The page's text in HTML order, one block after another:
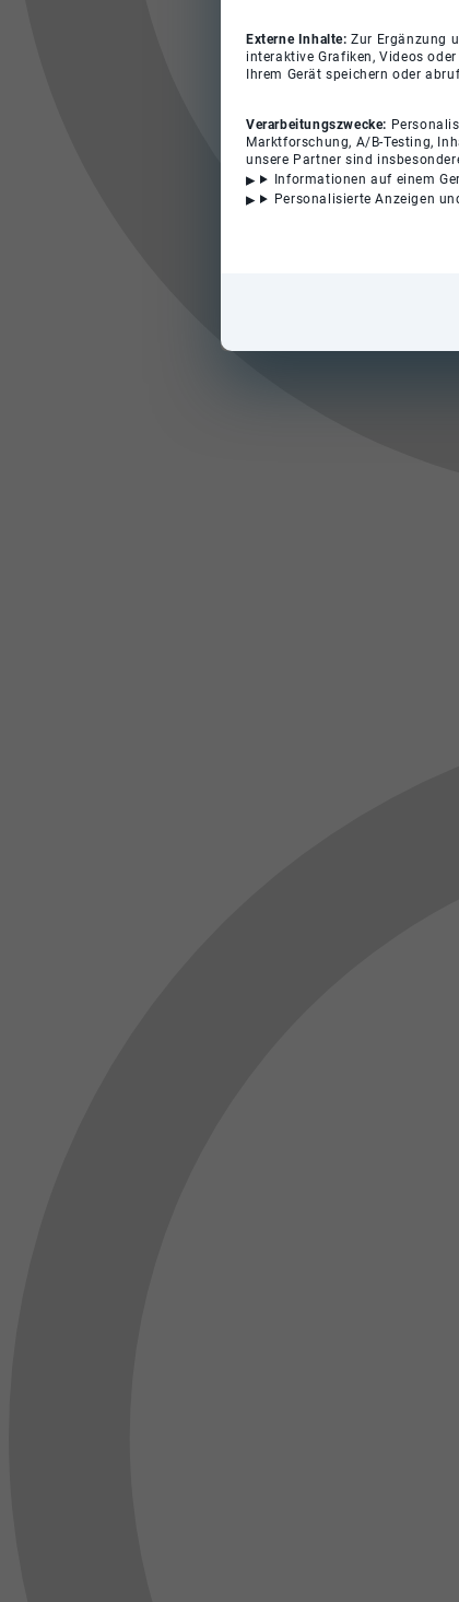
Externe Inhalte:Zur Ergänzung
interaktive Grafiken, Videos
Ihrem Gerät speichern oder
Verarbeitungszwecke:
Marktforschung, A/B-Testing,
unsere Partner sind
Informationen auf einem
Personalisierte Anzeigen